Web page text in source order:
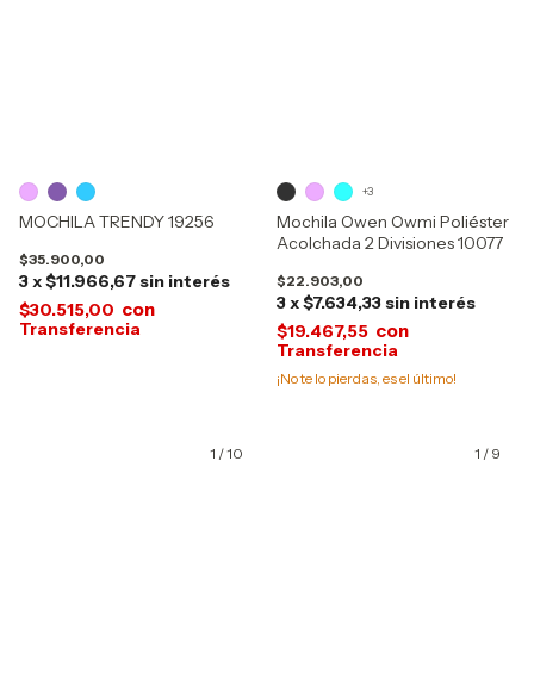
MOCHILA TRENDY 19256
$35.900,00
3x$11.966,67 sin interés
$30.515,00 con
Mochila Owen Owmi Poliéster
Acolchada 2 Divisiones 10077
$22.903,00
3x$7.634,33 sin interés
$19.467,55 con
¡No te lo pierdas, es el último!
+3
1 /10 1 / 9